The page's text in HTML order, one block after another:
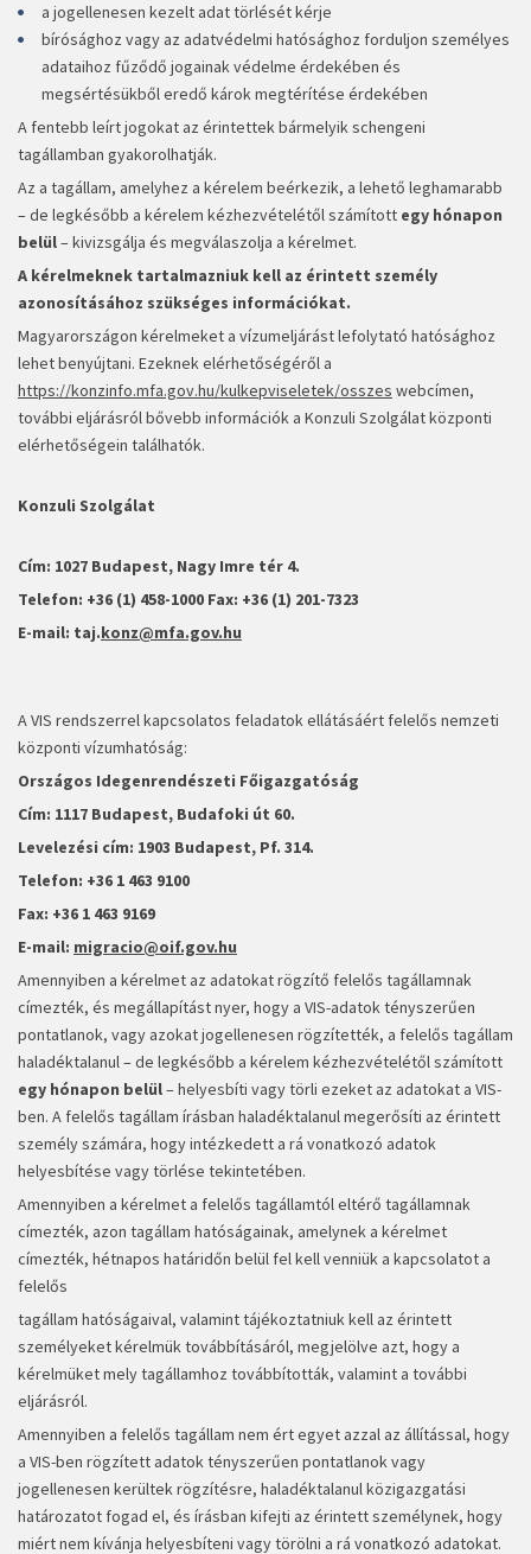
a jogellenesen kezelt adat törlését kérje
bírósághoz vagy az adatvédelmi hatósághoz forduljon személyes
adataihoz fűződő jogainak védelme érdekében és
megsértésükből eredő károk megtérítése érdekében
A fentebb leírt jogokat az érintettek bármelyik schengeni
tagállamban gyakorolhatják.
Az a tagállam, amelyhez a kérelem beérkezik, a lehető leghamarabb
– de legkésőbb a kérelem kézhezvételétől számított egy hónapon
belül– kivizsgálja és megválaszolja a kérelmet.
A kérelmeknek tartalmazniuk kell az érintett személy
azonosításához szükséges információkat.
Magyarországon kérelmeket a vízumeljárást lefolytató hatósághoz
lehet benyújtani. Ezeknek elérhetőségéről a
https://konzinfo.mfa.gov.hu/kulkepviseletek/osszes webcímen,
további eljárásról bővebb információk a Konzuli Szolgálat központi
elérhetőségein találhatók.
Konzuli Szolgálat
Cím: 1027 Budapest, Nagy Imre tér 4.
Telefon: +36 (1) 458-1000 Fax: +36 (1) 201-7323
E-mail: taj.konz@mfa.gov.hu
A VIS rendszerrel kapcsolatos feladatok ellátásáért felelős nemzeti
központi vízumhatóság:
Országos Idegenrendészeti Főigazgatóság
Cím: 1117 Budapest, Budafoki út 60.
Levelezési cím: 1903 Budapest, Pf. 314.
Telefon: +36 1 463 9100
Fax: +36 1 463 9169
E-mail: migracio@oif.gov.hu
Amennyiben a kérelmet az adatokat rögzítő felelős tagállamnak
címezték, és megállapítást nyer, hogy a VIS-adatok tényszerűen
pontatlanok, vagy azokat jogellenesen rögzítették, a felelős tagállam
haladéktalanul – de legkésőbb a kérelem kézhezvételétől számított
egy hónapon belül– helyesbíti vagy törli ezeket az adatokat a VIS-
ben. A felelős tagállam írásban haladéktalanul megerősíti az érintett
személy számára, hogy intézkedett a rá vonatkozó adatok
helyesbítése vagy törlése tekintetében.
Amennyiben a kérelmet a felelős tagállamtól eltérő tagállamnak
címezték, azon tagállam hatóságainak, amelynek a kérelmet
címezték, hétnapos határidőn belül fel kell venniük a kapcsolatot a
felelős
tagállam hatóságaival, valamint tájékoztatniuk kell az érintett
személyeket kérelmük továbbításáról, megjelölve azt, hogy a
kérelmüket mely tagállamhoz továbbították, valamint a további
eljárásról.
Amennyiben a felelős tagállam nem ért egyet azzal az állítással, hogy
a VIS-ben rögzített adatok tényszerűen pontatlanok vagy
jogellenesen kerültek rögzítésre, haladéktalanul közigazgatási
határozatot fogad el, és írásban kifejti az érintett személynek, hogy
miért nem kívánja helyesbíteni vagy törölni a rá vonatkozó adatokat.